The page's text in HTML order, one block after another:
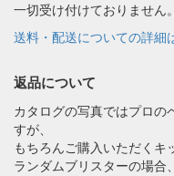
一切受け付けておりません。
送料・配送についての詳細
返品について
カタログの写真ではプロの
すが、
もちろんご購入いただくキ
ランダムブリスターの場合